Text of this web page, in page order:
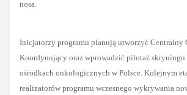
nosa.
Inicjatorzy programu planują utworzyć Centralny
Koordynujący oraz wprowadzić pilotaż skryningu
ośrodkach onkologicznych w Polsce. Kolejnym
realizatorów programu wczesnego wykrywania